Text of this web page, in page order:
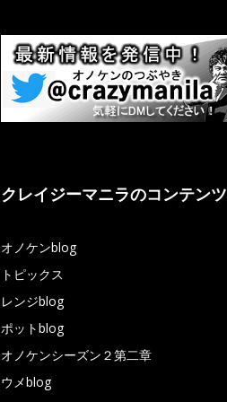
クレイジーマニラのコンテンツ
オノケンblog
トピックス
レンジblog
ポットblog
オノケンシーズン２第二章
ウメblog